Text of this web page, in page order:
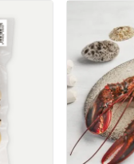
Escocia